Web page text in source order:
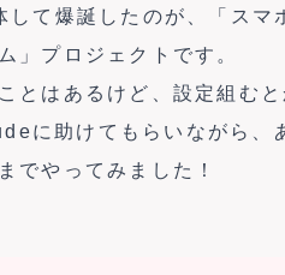
して爆誕したのが、「ス
」プロジェクトです。
とはあるけど、設定組むと
に助けてもらいながら、
でやってみました！